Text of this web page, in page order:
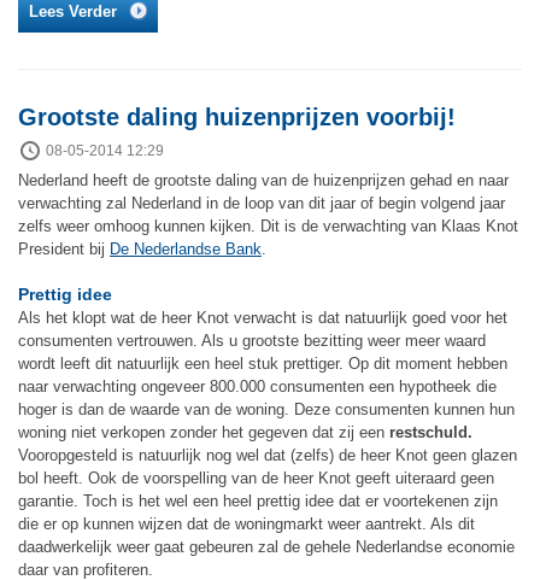
Lees Verder
Grootste daling huizenprijzen voorbij!
08-05-2014 12:29
Nederland heeft de grootste daling van de huizenprijzen gehad en naar
verwachting zal Nederland in de loop van dit jaar of begin volgend jaar
zelfs weer omhoog kunnen kijken. Dit is de verwachting van Klaas Knot
President bij De Nederlandse Bank
Prettig idee
Als het klopt wat de heer Knot verwacht is dat natuurlijk goed voor het
consumenten vertrouwen. Als u grootste bezitting weer meer waard
wordt leeft dit natuurlijk een heel stuk prettiger. Op dit moment hebben
naar verwachting ongeveer 800.000 consumenten een hypotheek die
hoger is dan de waarde van de woning. Deze consumenten kunnen hun
woning niet verkopen zonder het gegeven dat zij een restschuld.
Vooropgesteld is natuurlijk nog wel dat (zelfs) de heer Knot geen glazen
bol heeft. Ook de voorspelling van de heer Knot geeft uiteraard geen
garantie. Toch is het wel een heel prettig idee dat er voortekenen zijn
die er op kunnen wijzen dat de woningmarkt weer aantrekt. Als dit
daadwerkelijk weer gaat gebeuren zal de gehele Nederlandse economie
daar van profiteren.